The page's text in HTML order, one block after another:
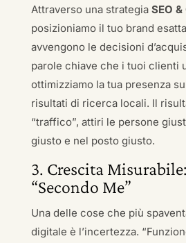
Attraverso una strategia SEO &
posizioniamo il tuo brand
avvengono le decisioni
parole chiave che i tuoi clienti
ottimizziamo la tua presenza
risultati di ricerca locali. Il
“traffico”, attiri le persone
giusto e nel posto giusto.
3. Crescita
“Secondo Me”
Una delle cose che più
digitale è l’incertezza.